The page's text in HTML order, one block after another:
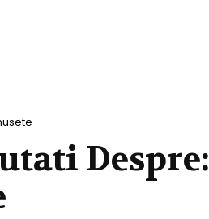
Despre: